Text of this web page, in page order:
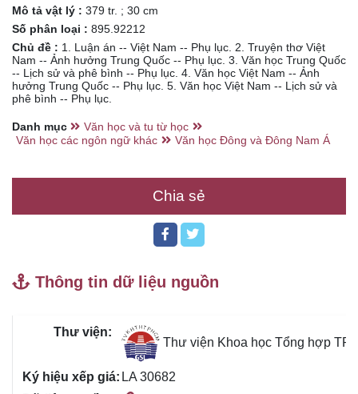
Mô tả vật lý : 379 tr. ; 30 cm
Số phân loại : 895.92212
Chủ đề : 1. Luận án -- Việt Nam -- Phụ lục. 2. Truyện thơ Việt
Nam -- Ảnh hưởng Trung Quốc -- Phụ lục. 3. Văn học Trung Quốc
-- Lịch sử và phê bình -- Phụ lục. 4. Văn học Việt Nam -- Ảnh
hưởng Trung Quốc -- Phụ lục. 5. Văn học Việt Nam -- Lịch sử và
phê bình -- Phụ lục.
Danh mục
Văn học và tu từ học
Văn học các ngôn ngữ khác
Văn học Đông và Đông Nam Á
Chia sẻ
Thông tin dữ liệu nguồn
Thư viện Khoa học Tổng hợp
LA 30682